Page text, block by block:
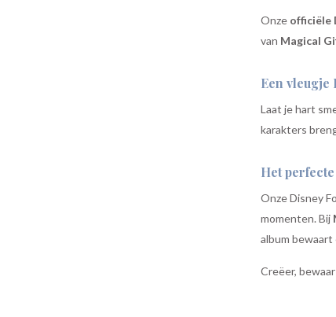
Onze officiële
van Magical
Een vleugje
Laat je hart
karakters
Het
Onze Disney
momenten. Bij
album
Creëer,